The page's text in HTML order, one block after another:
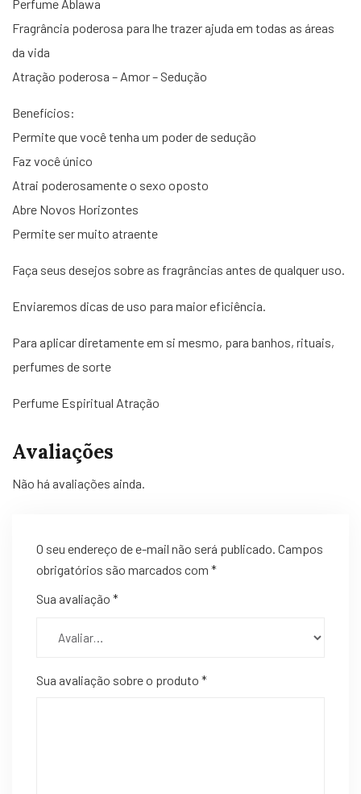
Perfume Ablawa
Fragrância poderosa para lhe trazer ajuda em todas as áreas
da vida
Atração poderosa – Amor – Sedução
Benefícios:
Permite que você tenha um poder de sedução
Faz você único
Atrai poderosamente o sexo oposto
Abre Novos Horizontes
Permite ser muito atraente
Faça seus desejos sobre as fragrâncias antes de qualquer uso.
Enviaremos dicas de uso para maior eficiência.
Para aplicar diretamente em si mesmo, para banhos, rituais,
perfumes de sorte
Perfume Espiritual Atração
Avaliações
Não há avaliações ainda.
O seu endereço de e-mail não será publicado. Campos
obrigatórios são marcados com *
Sua avaliação *
Sua avaliação sobre o produto *